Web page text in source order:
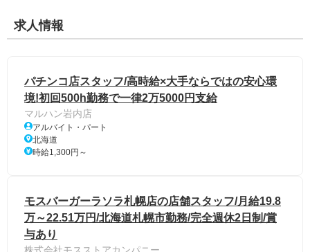
求人情報
パチンコ店スタッフ/高時給×大手ならではの安心環
境!初回500h勤務で一律2万5000円支給
マルハン岩内店
アルバイト・パート
北海道
時給1,300円～
モスバーガーラソラ札幌店の店舗スタッフ/月給19.8
万～22.51万円/北海道札幌市勤務/完全週休2日制/賞
与あり